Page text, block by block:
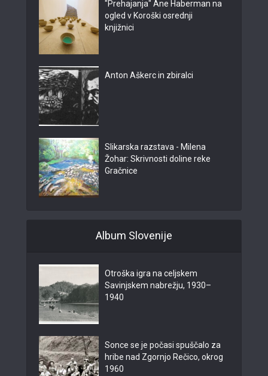
"Prehajanja" Ane Haberman na
ogled v Koroški osrednji
knjižnici
Anton Aškerc in zbiralci
Slikarska razstava - Milena
Žohar: Skrivnosti doline reke
Gračnice
Album Slovenije
Otroška igra na celjskem
Savinjskem nabrežju, 1930–
1940
Sonce se je počasi spuščalo za
hribe nad Zgornjo Rečico, okrog
1960